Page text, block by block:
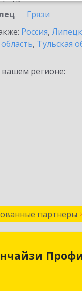
Грязи
Россия,
, Тульская
регионе:
партнеры
1С:Франчайзи